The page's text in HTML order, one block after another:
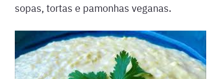
sopas, tortas e pamonhas veganas.